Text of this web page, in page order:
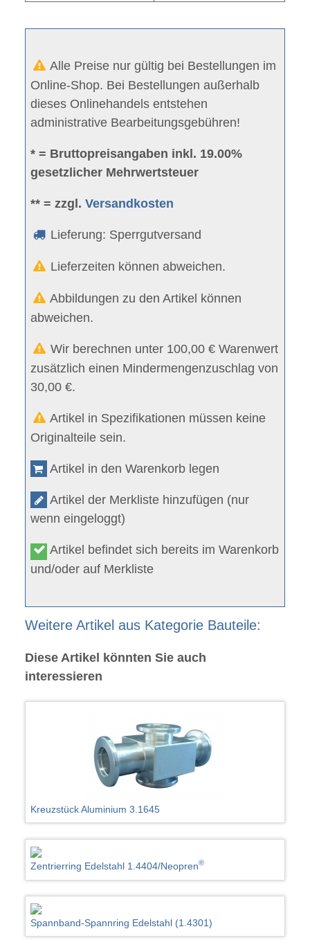
Alle Preise nur gültig bei Bestellungen im
Online-Shop. Bei Bestellungen außerhalb
dieses Onlinehandels entstehen
administrative Bearbeitungsgebühren!
* = Bruttopreisangaben inkl. 19.00%
gesetzlicher Mehrwertsteuer
** = zzgl.Versandkosten
Lieferung: Sperrgutversand
Lieferzeiten können abweichen.
Abbildungen zu den Artikel können
abweichen.
Wir berechnen unter 100,00 € Warenwert
zusätzlich einen Mindermengenzuschlag von
30,00 €.
Artikel in Spezifikationen müssen keine
Originalteile sein.
Artikel in den Warenkorb legen
Artikel der Merkliste hinzufügen (nur
wenn eingeloggt)
Artikel befindet sich bereits im Warenkorb
und/oder auf Merkliste
Weitere Artikel aus Kategorie Bauteile:
Diese Artikel könnten Sie auch
interessieren
Kreuzstück Aluminium 3.1645
Zentrierring Edelstahl 1.4404/Neopren®
Spannband-Spannring Edelstahl (1.4301)